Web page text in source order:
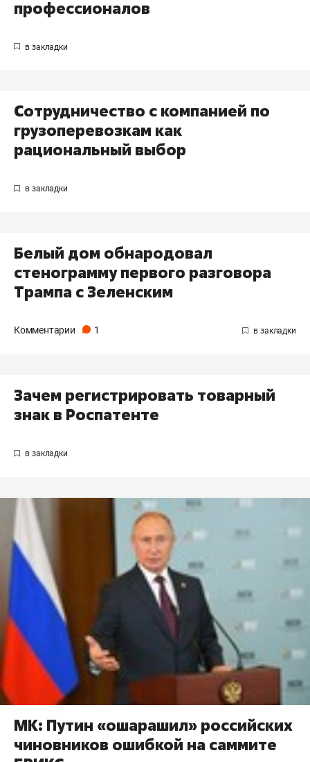
профессионалов
Сотрудничество с компанией по
грузоперевозкам как
рациональный выбор
Белый дом обнародовал
стенограмму первого разговора
Трампа с Зеленским
Комментарии 1
Зачем регистрировать товарный
знак в Роспатенте
МК: Путин «ошарашил» российских
чиновников ошибкой на саммите